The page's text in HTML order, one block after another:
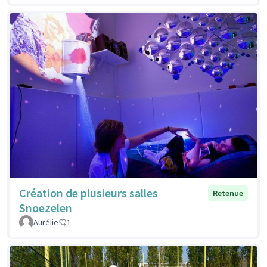
Création de plusieurs salles
Snoezelen
Retenue
Aurélie 1